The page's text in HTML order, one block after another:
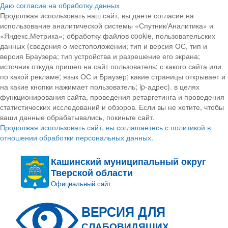
Даю согласие на обработку данных
Продолжая использовать наш сайт, вы даете согласие на
использование аналитической системы «Спутник/Аналитика» и
«Яндекс.Метрика»; обработку файлов cookie, пользовательских
данных (сведения о местоположении; тип и версия ОС, тип и
версия Браузера; тип устройства и разрешение его экрана;
источник откуда пришел на сайт пользователь; с какого сайта или
по какой рекламе; язык ОС и Браузер; какие страницы открывает и
на какие кнопки нажимает пользователь; ip-адрес). в целях
функционирования сайта, проведения ретаргетинга и проведения
статистических исследований и обзоров. Если вы не хотите, чтобы
ваши данные обрабатывались, покиньте сайт.
Продолжая использовать сайт, вы соглашаетесь с политикой в
отношении обработки персональных данных.